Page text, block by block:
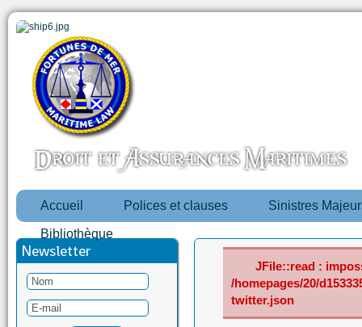
Accueil Polices et clauses Sinistres
Bibliothèque
Newsletter
JFile::read :
/homepages/20/
twitter.json